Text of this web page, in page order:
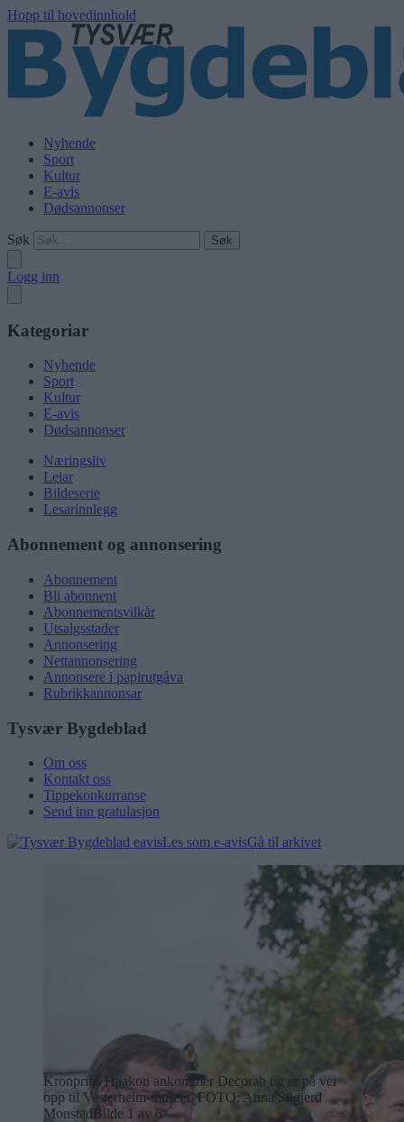
Hopp til hovedinnhold
Nyhende
Sport
Kultur
E-avis
Dødsannonser
Søk
Logg inn
Kategoriar
Nyhende
Sport
Kultur
E-avis
Dødsannonser
Næringsliv
Leiar
Bildeserie
Lesarinnlegg
Abonnement og annonsering
Abonnement
Bli abonnent
Abonnementsvilkår
Utsalgsstader
Annonsering
Nettannonsering
Annonsere i papirutgåva
Rubrikkannonsar
Tysvær Bygdeblad
Om oss
Kontakt oss
Tippekonkurranse
Send inn gratulasjon
Les som e-avisGå til arkivet
Kronprins Haakon ankommer Decorah og er på vei
opp til Vesterheim-museet.FOTO: Anna Silgjerd
MonstadBilde 1 av 6